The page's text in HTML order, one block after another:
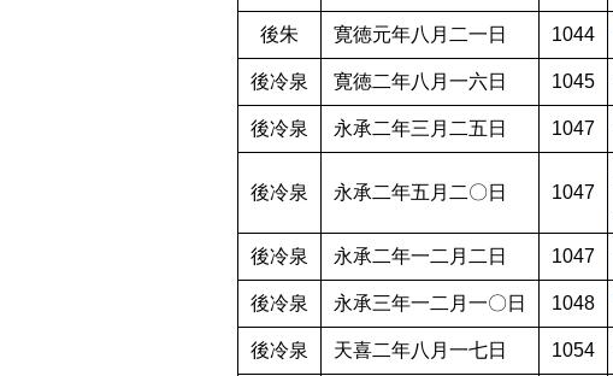
後朱 寛徳元年八月二一日 1044
後冷泉 寛徳二年八月一六日 1045
後冷泉 永承二年三月二五日 1047
後冷泉 永承二年五月二〇日 1047
後冷泉 永承二年一二月二日 1047
後冷泉 永承三年一二月一〇日 1048
後冷泉 天喜二年八月一七日 1054